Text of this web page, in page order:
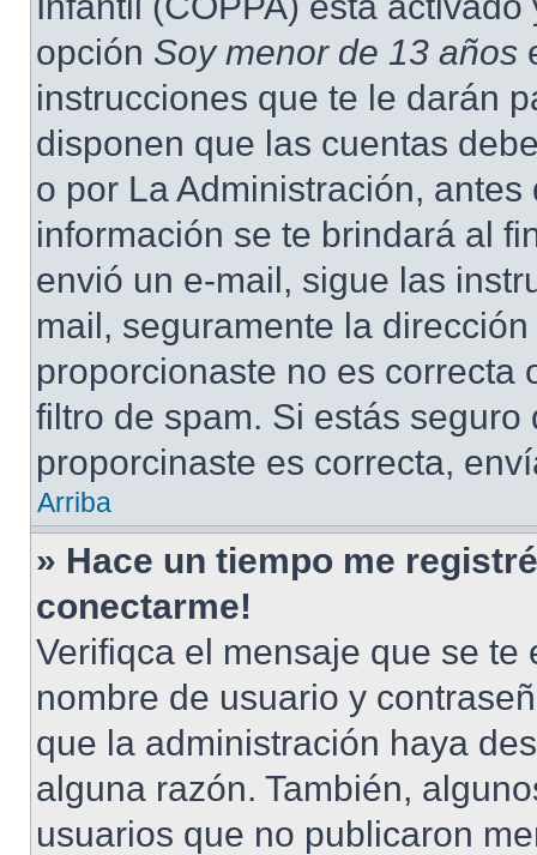
opción Soy menor de 13 años
instrucciones que te le darán
disponen que las cuentas
o por La Administración,
información se te brindará al
envió un e-mail, sigue las
mail, seguramente la
proporcionaste no es correcta
filtro de spam. Si estás
proporcinaste es correcta,
Arriba
» Hace un tiempo me
conectarme!
Verifiqca el mensaje que se
nombre de usuario y
que la administración haya
alguna razón. También,
usuarios que no publicaron